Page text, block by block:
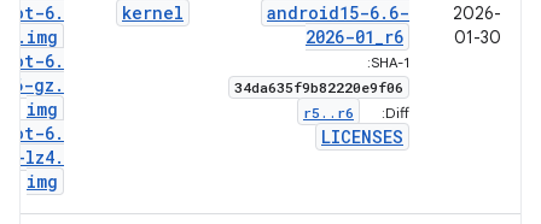
2026-
01-30
android15-6. 6-
2026-01_r6
SHA-1:
34da635f9b82220e9f06
Diff:
r5 . . r6
LICENSES
kernel
6.
. img
6.
6-gz .
img
6.
6-lz4.
img